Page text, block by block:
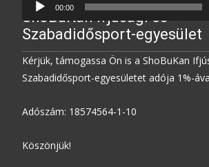
00:00
ShoBuKan Ifjúsági és
Szabadidősport-egyesület
Kérjük, támogassa Ön is a ShoBuKan
Szabadidősport-egyesületet adója 1%-
Adószám: 18574564-1-10
Köszönjük!